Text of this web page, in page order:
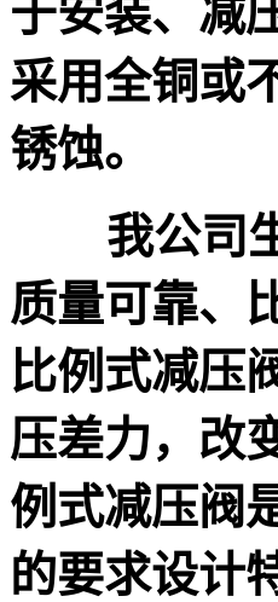
于安装、减
采用全铜或
锈蚀。
我公司
质量可靠、
比例式减压
压差力，改
例式减压阀
的要求设计